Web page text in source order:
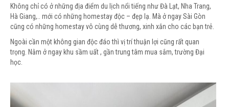
Không chỉ có ở những địa điểm du lịch nổi tiếng như Đà Lạt, Nha Trang,
Hà Giang,.. mới có những homestay độc – đẹp lạ. Mà ở ngay Sài Gòn
cũng có những homestay vô cùng dễ thương, xinh xắn cho các bạn trẻ.
Ngoài cần một không gian độc đáo thì vị trí thuận lợi cũng rất quan
trọng. Nằm ở ngay khu sầm uất , gần trung tâm mua sắm, trường Đại
học.